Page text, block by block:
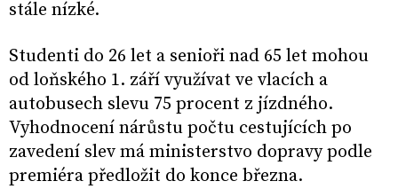
stále nízké.
Studenti do 26 let a senioři nad 65 let mohou
od loňského 1. září využívat ve vlacích a
autobusech slevu 75 procent z jízdného.
Vyhodnocení nárůstu počtu cestujících po
zavedení slev má ministerstvo dopravy podle
premiéra předložit do konce března.